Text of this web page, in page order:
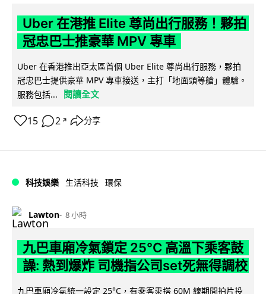
Uber 在港推 Elite 尊尚出行服務！夥拍
冠忠巴士推豪華 MPV 專車
Uber 在香港推出亞太區首個 Uber Elite 尊尚出行服務，夥拍
冠忠巴士提供豪華 MPV 專車接送，主打「地面頭等艙」體驗。
服務包括...
閱讀全文
15 2 ↗ 分享
科技娛樂 生活科技 環保
Lawton 8 小時
九巴車廂冷氣鎖定 25°C 高溫下乘客鼓
譟: 熱到爆炸 司機指公司set死無得調校
九巴車廂冷氣統一設定 25°C，有乘客乘搭 60M 線期間拍片投